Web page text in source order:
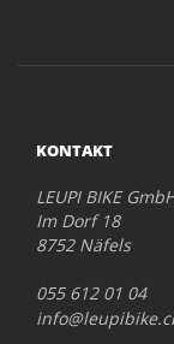
KONTAKT
LEUPI BIKE
Im Dorf 18
8752 Näfels
055 612 01 04